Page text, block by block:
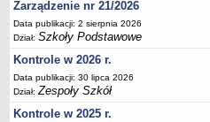
Statut
Majątek
Godziny dyżurów
Ogłoszenia
Zarządzenia
Zarządzenie nr 21/2026
Data publikacji: 2 sierpnia 2026
Dział:Szkoły Podstawowe
Kontrole w 2026 r.
Data publikacji: 30 lipca 2026
Dział:Zespoły Szkół
Kontrole w 2025 r.